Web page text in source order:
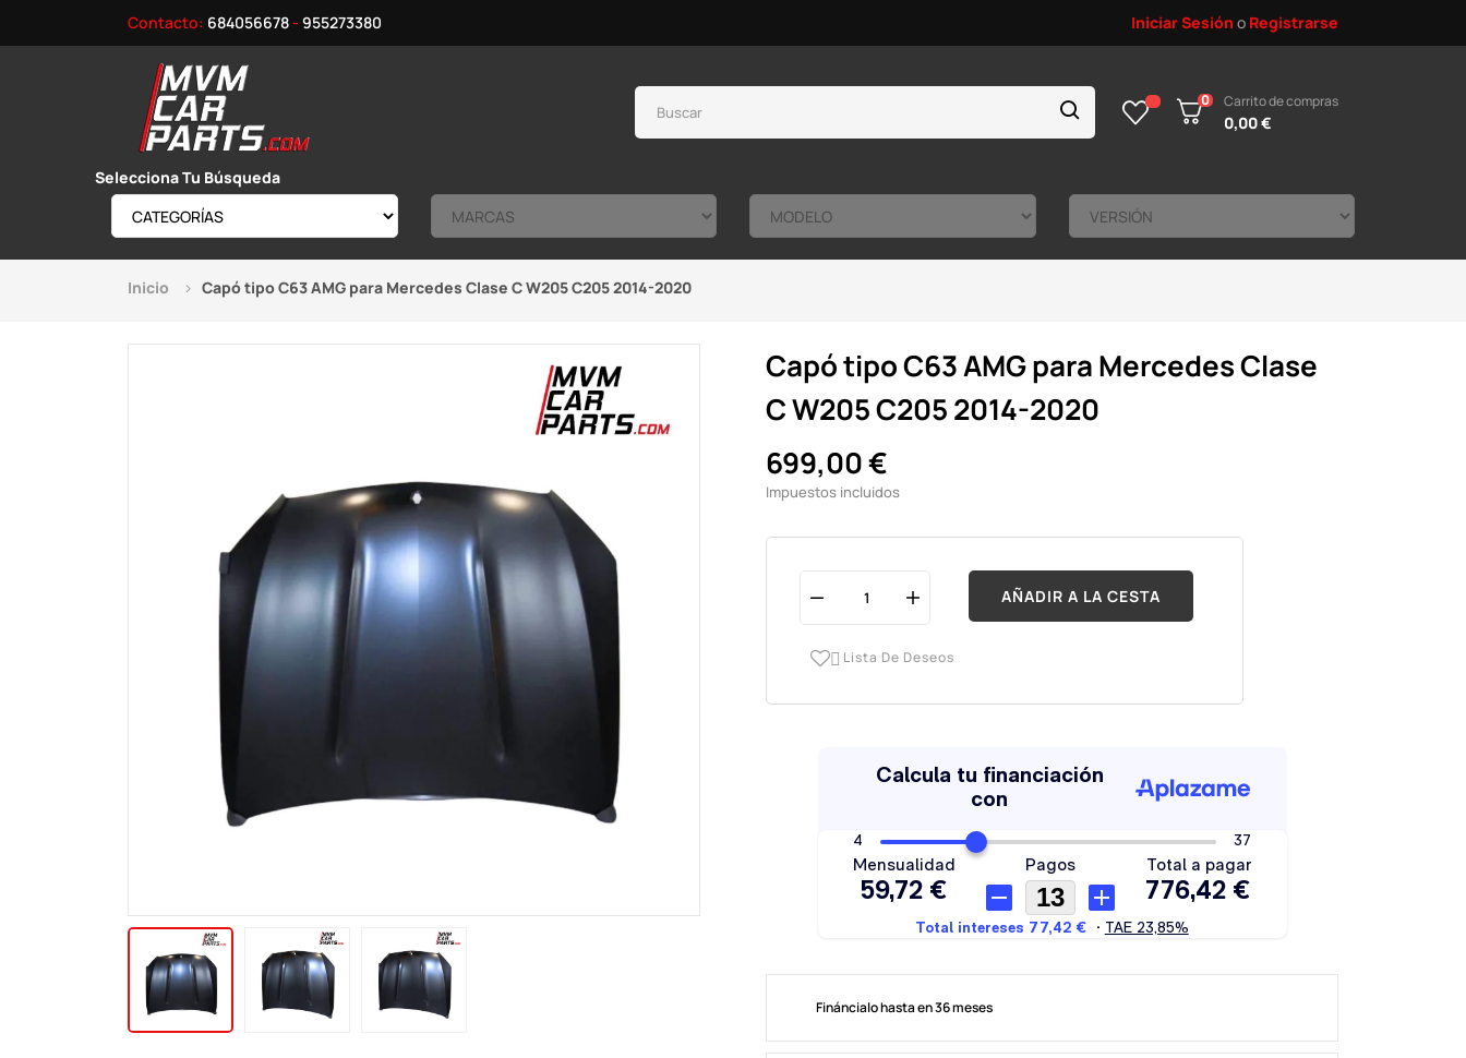
Contacto: 684056678- 955273380 Iniciar Sesión o Registrarse
0 Carrito de compras
0,00 €
Selecciona Tu Búsqueda
Inicio Capó tipo C63 AMG para Mercedes Clase C W205 C205 2014-2020
Capó tipo C63 AMG para Mercedes Clase
C W205 C205 2014-2020
699,00 €
Impuestos incluidos
AÑADIR A LA CESTA
 Lista De Deseos
Fináncialo hasta en 36 meses